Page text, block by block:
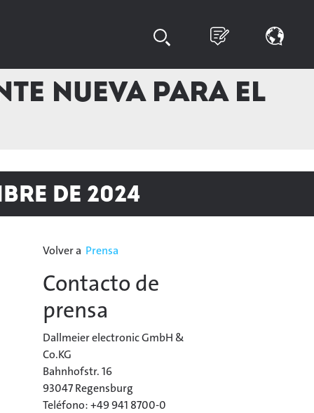
nueva para el
de 2024
Volver a Prensa
Contacto de
prensa
Dallmeier electronic GmbH &
Co.KG
Bahnhofstr. 16
93047 Regensburg
Teléfono: +49 941 8700-0